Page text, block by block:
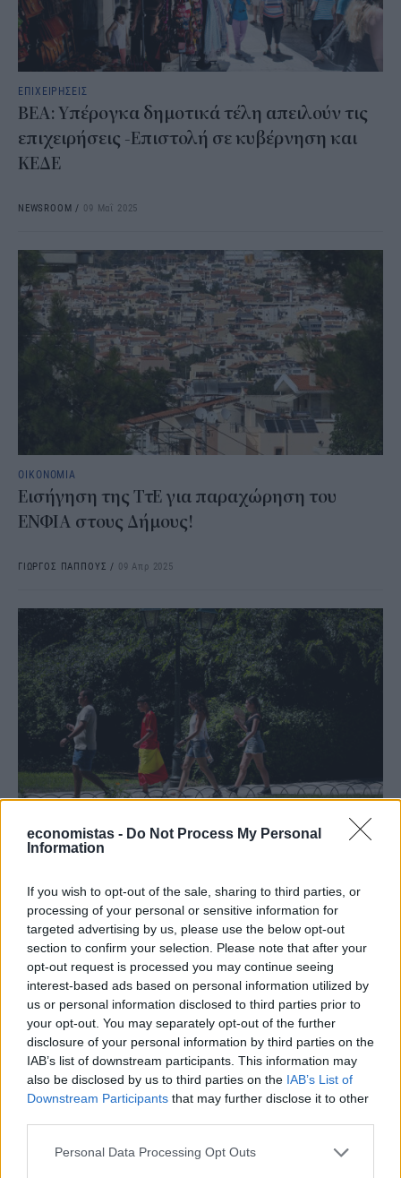
economistas - Do Not Process My Personal
Information
If you wish to opt-out of the sale, sharing to third parties, or
processing of your personal or sensitive information for
targeted advertising by us, please use the below opt-out
section to confirm your selection. Please note that after your
opt-out request is processed you may continue seeing
interest-based ads based on personal information utilized by
us or personal information disclosed to third parties prior to
your opt-out. You may separately opt-out of the further
disclosure of your personal information by third parties on the
IAB’s list of downstream participants. This information may
also be disclosed by us to third parties on the IAB’s List of
Downstream Participants that may further disclose it to other
Personal Data Processing Opt Outs
ΕΠΙΧΕΙΡΗΣΕΙΣ
ΒΕΑ: Υπέρογκα δημοτικά τέλη απειλούν τις
επιχειρήσεις -Επιστολή σε κυβέρνηση και
ΚΕΔΕ
NEWSROOM / 09 Μαΐ 2025
ΟΙΚΟΝΟΜΙΑ
Εισήγηση της ΤτΕ για παραχώρηση του
ΕΝΦΙΑ στους Δήμους!
ΓΙΩΡΓΟΣ ΠΑΠΠΟΥΣ / 09 Απρ 2025
ΟΙΚΟΝΟΜΙΑ
Και τα χρέη σε δήμους στον Εξωδικαστικό!
NEWSROOM/07 Μαρ 2025